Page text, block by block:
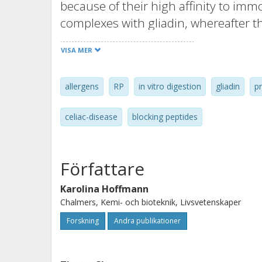
because of their high affinity to
complexes with gliadin, whereafter
digestion with gastric and
analyzed with Western blot and RP
formed stable complexes with
and peptide P64 partly resisted
reduced the binding of serum anti-
respectively, and the binding of anti-
stably with gliadin partly masking
of peptides of this kind may be used
interactions.
VISA MER
allergens RP in vitro digestion gliadin
celiac-disease blocking peptides
Författare
Karolina Hoffmann
Chalmers, Kemi- och bioteknik, Livsvetenskaper
Forskning Andra publikationer